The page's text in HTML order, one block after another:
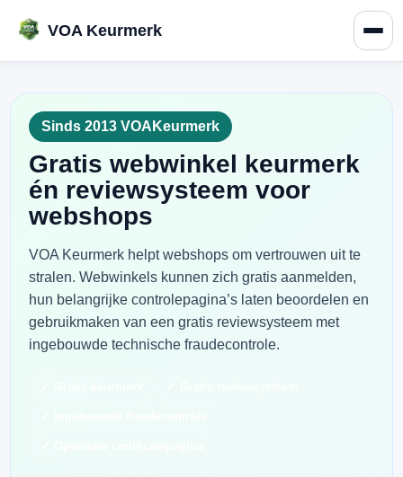
VOA Keurmerk
Sinds 2013 VOAKeurmerk
Gratis webwinkel keurmerk
én reviewsysteem voor
webshops
VOA Keurmerk helpt webshops om vertrouwen uit te
stralen. Webwinkels kunnen zich gratis aanmelden,
hun belangrijke controlepagina’s laten beoordelen en
gebruikmaken van een gratis reviewsysteem met
ingebouwde technische fraudecontrole.